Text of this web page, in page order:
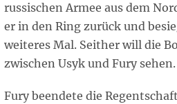
russischen Armee aus dem
er in den Ring zurück und
weiteres Mal. Seither will die
zwischen Usyk und Fury sehen.
Fury beendete die